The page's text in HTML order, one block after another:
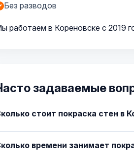
Без разводов
работаем в Кореновске с 2019
задаваемые
стоит покраска стен в
времени занимает